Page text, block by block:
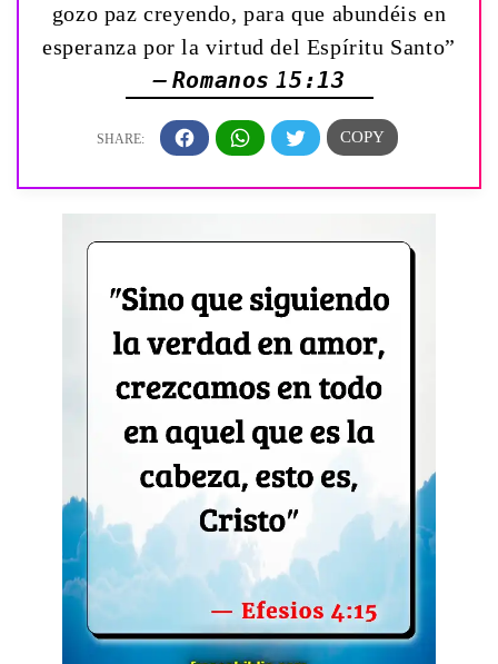
gozo paz creyendo, para que abundéis en
esperanza por la virtud del Espíritu Santo”
— Romanos 15:13